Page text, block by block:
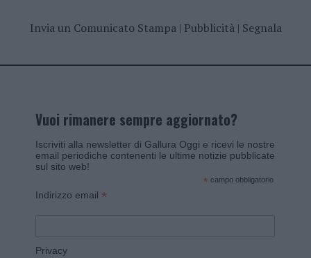
Invia un Comunicato Stampa| Pubblicità| Segnala
Vuoi rimanere sempre aggiornato?
Iscriviti alla newsletter di Gallura Oggi e ricevi le nostre
email periodiche contenenti le ultime notizie pubblicate
sul sito web!
* campo obbligatorio
Indirizzo email *
Privacy